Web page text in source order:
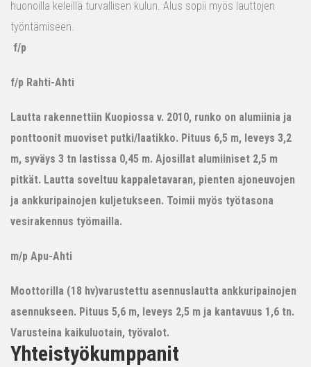
huonoilla keleillä turvallisen kulun. Alus sopii myös lauttojen
työntämiseen.
f/p
f/p Rahti-Ahti
Lautta rakennettiin Kuopiossa v. 2010, runko on alumiinia ja
ponttoonit muoviset putki/laatikko. Pituus 6,5 m, leveys 3,2
m, syväys 3 tn lastissa 0,45 m. Ajosillat alumiiniset 2,5 m
pitkät. Lautta soveltuu kappaletavaran, pienten ajoneuvojen
ja ankkuripainojen kuljetukseen. Toimii myös työtasona
vesirakennus työmailla.
m/p Apu-Ahti
Moottorilla (18 hv)varustettu asennuslautta ankkuripainojen
asennukseen. Pituus 5,6 m, leveys 2,5 m ja kantavuus 1,6 tn.
Varusteina kaikuluotain, työvalot.
Yhteistyökumppanit